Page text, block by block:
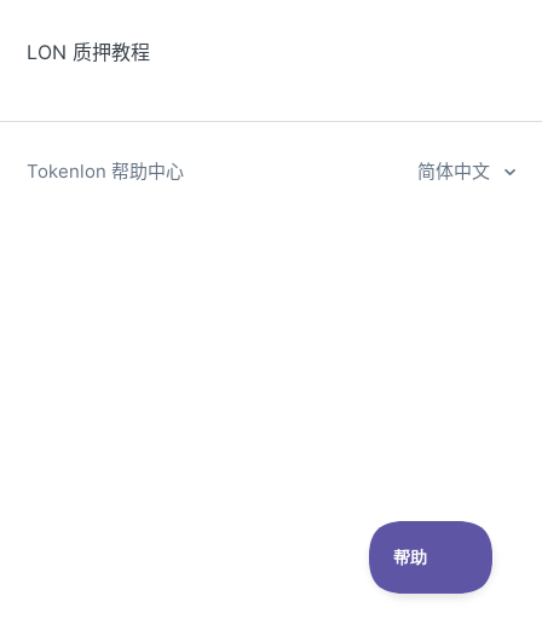
LON 质押教程
Tokenlon 帮助中心 简体中文